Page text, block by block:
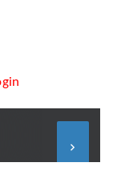
keyboard_arrow_right